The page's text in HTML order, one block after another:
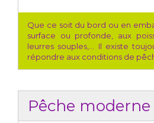
Que ce soit du bord ou en
surface ou profonde, aux
leurres souples,... Il existe
répondre aux conditions de
Pêche